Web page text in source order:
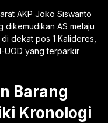
AKP Joko Siswanto
dikemudikan AS melaju
dekat pos 1 Kalideres,
UOD yang terparkir
Barang
Kronologi